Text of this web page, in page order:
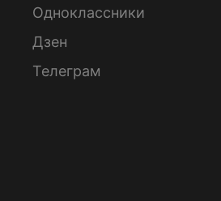
Одноклассники
Дзен
Телеграм